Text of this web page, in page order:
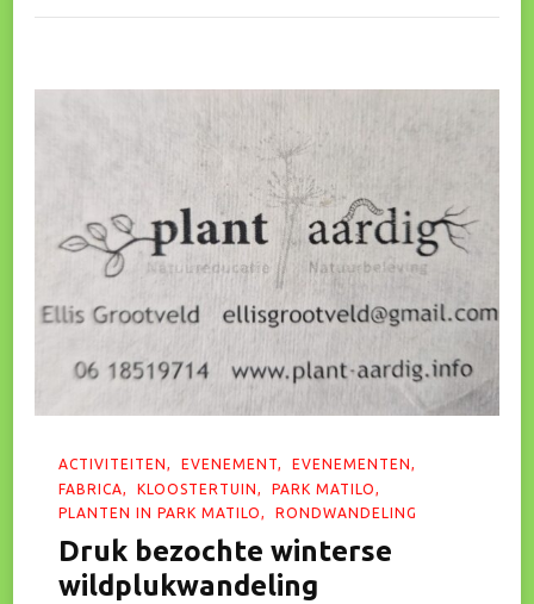
ACTIVITEITEN EVENEMENT
EVENEMENTEN
FABRICA
KLOOSTERTUIN
PARK MATILO
PLANTEN IN PARK MATILO
RONDWANDELING
Druk bezochte winterse
wildplukwandeling